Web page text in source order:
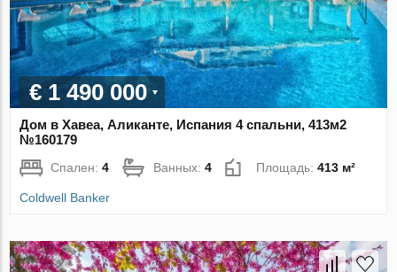
€ 1 490 000
Дом в Хавеа, Аликанте, Испания 4 спальни, 413м2
№160179
Спален:4 Ванных:4 Площадь:413 м²
Coldwell Banker